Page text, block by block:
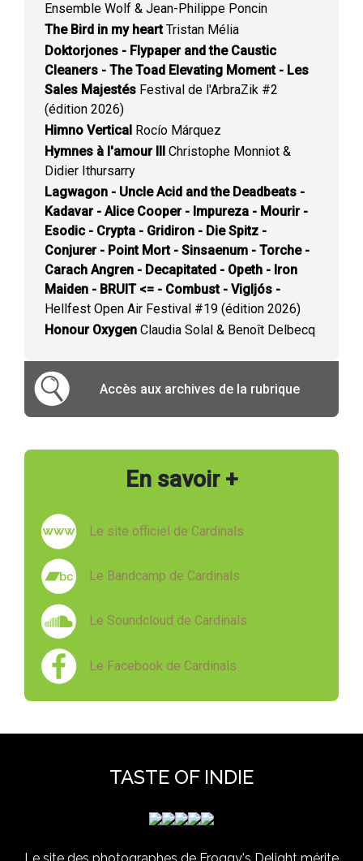
Ensemble Wolf & Jean-Philippe Poncin
The Bird in my heartTristan Mélia
Doktorjones - Flypaper and the Caustic
Cleaners - The Toad Elevating Moment - Les
Sales Majestés Festival de l'ArbraZik #2
(édition 2026)
Himno Vertical Rocío Márquez
Hymnes à l'amour III Christophe Monniot &
Didier Ithursarry
Lagwagon - Uncle Acid and the Deadbeats -
Kadavar - Alice Cooper - Impureza - Mourir -
Esodic - Crypta - Gridiron - Die Spitz -
Conjurer - Point Mort - Sinsaenum - Torche -
Carach Angren - Decapitated - Opeth - Iron
Maiden - BRUIT <= - Combust - Vigljós -
Hellfest Open Air Festival #19 (édition 2026)
Honour Oxygen Claudia Solal & Benoît Delbecq
Accès aux archives de la rubrique
En savoir +
Le site officiel de Cardinals
Le Bandcamp de Cardinals
Le Soundcloud de Cardinals
Le Facebook de Cardinals
TASTE OF INDIE
Le site des photographes de Froggy's Delight mérite